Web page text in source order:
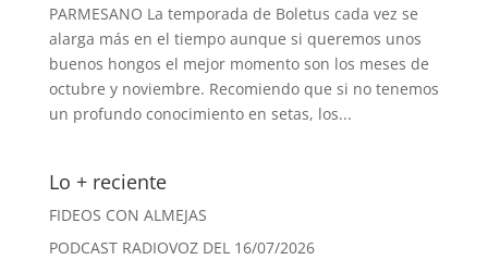
PARMESANO La temporada de Boletus cada vez se
alarga más en el tiempo aunque si queremos unos
buenos hongos el mejor momento son los meses de
octubre y noviembre. Recomiendo que si no tenemos
un profundo conocimiento en setas, los...
Lo + reciente
FIDEOS CON ALMEJAS
PODCAST RADIOVOZ DEL 16/07/2026